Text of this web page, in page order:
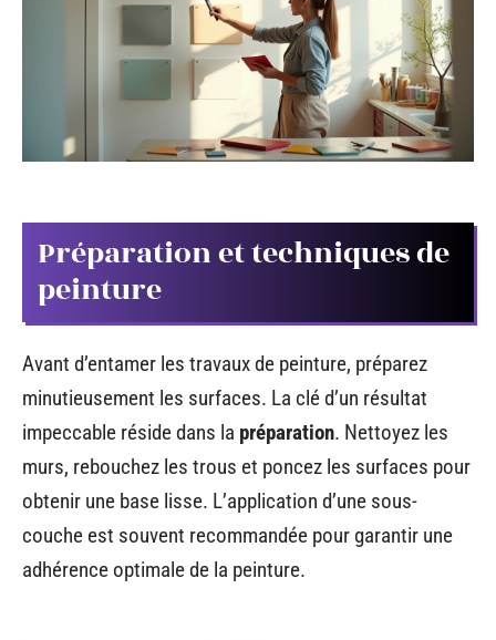
Préparation et techniques de
peinture
Avant d’entamer les travaux de peinture, préparez
minutieusement les surfaces. La clé d’un résultat
impeccable réside dans la préparation. Nettoyez les
murs, rebouchez les trous et poncez les surfaces pour
obtenir une base lisse. L’application d’une sous-
couche est souvent recommandée pour garantir une
adhérence optimale de la peinture.